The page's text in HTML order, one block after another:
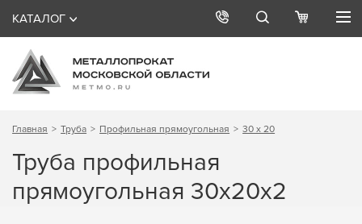
КАТАЛОГ
Главная Труба Профильная прямоугольная 30 х 20
Труба профильная
прямоугольная 30х20х2